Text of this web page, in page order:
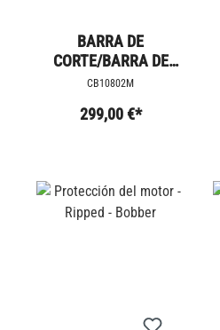
BARRA DE
CORTE/BARRA DE
CHOQUE
CB10802M
299,00 €*